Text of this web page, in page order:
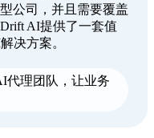
公司，并且需要覆盖
AI提供了一套值
决方案。
代理团队，让业务